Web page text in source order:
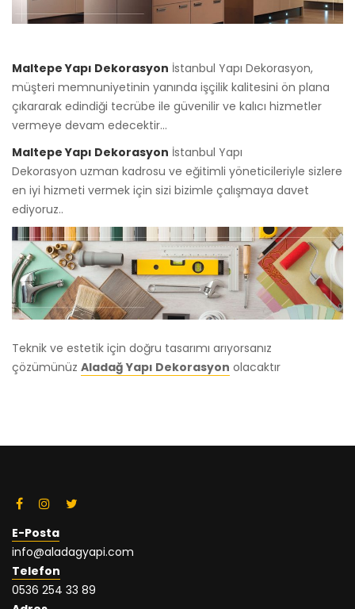
Maltepe Yapı Dekorasyon İstanbul Yapı Dekorasyon,
müşteri memnuniyetinin yanında işçilik kalitesini ön plana
çıkararak edindiği tecrübe ile güvenilir ve kalıcı hizmetler
vermeye devam edecektir...
Maltepe Yapı Dekorasyon İstanbul Yapı
Dekorasyon uzman kadrosu ve eğitimli yöneticileriyle sizlere
en iyi hizmeti vermek için sizi bizimle çalışmaya davet
ediyoruz..
Teknik ve estetik için doğru tasarımı arıyorsanız
çözümünüz Aladağ Yapı Dekorasyon olacaktır
E-Posta
info@aladagyapi.com
Telefon
0536 254 33 89